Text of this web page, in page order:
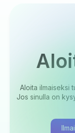
Aloita ilmaiseksi
Jos sinulla on